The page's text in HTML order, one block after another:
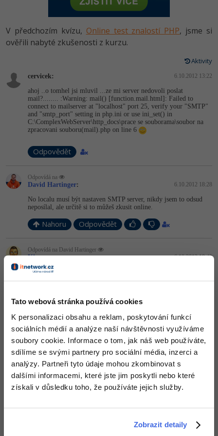
Tato webová stránka používá cookies
K personalizaci obsahu a reklam, poskytování funkcí
sociálních médií a analýze naší návštěvnosti využíváme
soubory cookie. Informace o tom, jak náš web používáte,
sdílíme se svými partnery pro sociální média, inzerci a
analýzy. Partneři tyto údaje mohou zkombinovat s
dalšími informacemi, které jste jim poskytli nebo které
získali v důsledku toho, že používáte jejich služby.
Zobrazit detaily
HTML5, CSS3, Bootstrap, SEO
SQL a databáze
UML a návrhové vzory
React
Spring
ASP.NET MVC
Django
Best practices
PHP
JavaScript
HTML / CSS
UML a návrhové vzory
MySQL/MariaDB
MS-SQL
SQLite
Vývojář mobilních aplikací
Specialista na AI a bigdata
Webdesigner
Tester
Systémový administrátor
Grafik / UX/UI návrhář
Projektový manažer
Databázový analytik
WordPress specialista
SEO specialista
-80%
JavaScript -80%
C++
Swift -80%
Kotlin -80%
C
-80%
-41%
-10%
Pro děti
Více
Fórum
Kurzy e-commerce
Testování softwaru
Kurzy designu
V předchozím kvízu, Online test znalostí PHP, jsme si
ověřili nabyté zkušenosti z kurzu.
Aktivity
cervicek: 6.10.2012 13:22
ahoj ..o tomhel jsi mluvil ...ze mi server nedovoli poslat
mail?........ :Warning: mail() [function.mail­.html]: Failed to
connect to mailserver at "localhost" port 25, verify your "SMTP"
and "smtp_port" setting in php.ini or use ini_set() in
C:\ComplexWeb­Server\http_doc­s\prace se souborama\soubor na
zpracovani souboru(mail).php on line 6
Odpovědět
Odpovídá na
David Hartinger: 6.10.2012 18:28
No localu musí být nastaven SMTP server, nikdy jsem to odsud
neposílal, ale určitě si to můžeš zkusit online.
Nahoru Odpovědět
Odpovídá na David Hartinger
Kit: 6.10.2012 18:40
SMTP nemusí být na localhost. Jak chybová hláška napovídá, je
možné do php.ini nastavit např. SMTP server providera.
Nahoru Odpovědět +1